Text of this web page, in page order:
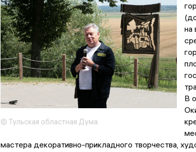
© Тульская областная Дума
на
В
мастера декоративно-прикладного творчества,